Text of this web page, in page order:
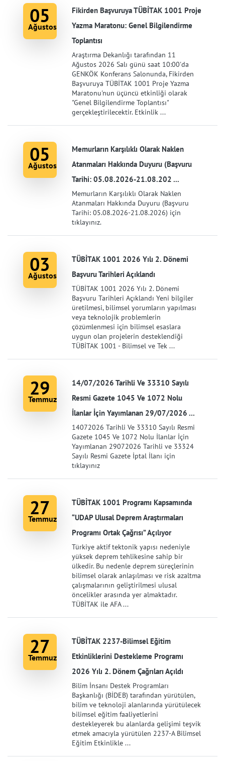
05
Ağustos
Fikirden Başvuruya TÜBİTAK 1001 Proje
Yazma Maratonu: Genel Bilgilendirme
Toplantısı
Araştırma Dekanlığı tarafından 11
Ağustos 2026 Salı günü saat 10:00'da
GENKÖK Konferans Salonunda, Fikirden
Başvuruya TÜBİTAK 1001 Proje Yazma
Maratonu'nun üçüncü etkinliği olarak
"Genel Bilgilendirme Toplantısı"
gerçekleştirilecektir. Etkinlik ...
05
Ağustos
Memurların Karşılıklı Olarak Naklen
Atanmaları Hakkında Duyuru (Başvuru
Tarihi: 05.08.2026-21.08.202 ...
Memurların Karşılıklı Olarak Naklen
Atanmaları Hakkında Duyuru (Başvuru
Tarihi: 05.08.2026-21.08.2026) için
tıklayınız.
03
Ağustos
TÜBİTAK 1001 2026 Yılı 2. Dönemi
Başvuru Tarihleri Açıklandı
TÜBİTAK 1001 2026 Yılı 2. Dönemi
Başvuru Tarihleri Açıklandı Yeni bilgiler
üretilmesi, bilimsel yorumların yapılması
veya teknolojik problemlerin
çözümlenmesi için bilimsel esaslara
uygun olan projelerin desteklendiği
TÜBİTAK 1001 - Bilimsel ve Tek ...
29
Temmuz
14/07/2026 Tarihli Ve 33310 Sayılı
Resmi Gazete 1045 Ve 1072 Nolu
İlanlar İçin Yayımlanan 29/07/2026 ...
14072026 Tarihli Ve 33310 Sayılı Resmi
Gazete 1045 Ve 1072 Nolu İlanlar İçin
Yayımlanan 29072026 Tarihli ve 33324
Sayılı Resmi Gazete İptal İlanı için
tıklayınız
27
Temmuz
TÜBİTAK 1001 Programı Kapsamında
“UDAP Ulusal Deprem Araştırmaları
Programı Ortak Çağrısı” Açılıyor
Türkiye aktif tektonik yapısı nedeniyle
yüksek deprem tehlikesine sahip bir
ülkedir. Bu nedenle deprem süreçlerinin
bilimsel olarak anlaşılması ve risk azaltma
çalışmalarının geliştirilmesi ulusal
öncelikler arasında yer almaktadır.
TÜBİTAK ile AFA ...
27
Temmuz
TÜBİTAK 2237-Bilimsel Eğitim
Etkinliklerini Destekleme Programı
2026 Yılı 2. Dönem Çağrıları Açıldı
Bilim İnsanı Destek Programları
Başkanlığı (BİDEB) tarafından yürütülen,
bilim ve teknoloji alanlarında yürütülecek
bilimsel eğitim faaliyetlerini
destekleyerek bu alanlarda gelişimi teşvik
etmek amacıyla yürütülen 2237-A Bilimsel
Eğitim Etkinlikle ...